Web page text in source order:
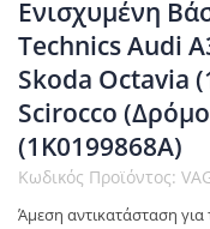
Ενισχυμένη
Technics Audi
Skoda Octavia
Scirocco
(1K0199868A)
Κωδικός Προϊόντος:
Άμεση αντικατάσταση για